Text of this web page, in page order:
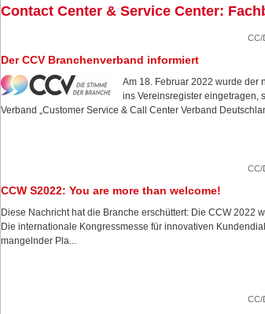
Contact Center & Service Center:
CC/
Der CCV Branchenverband informiert
Am 18. Februar 2022 wurde der
ins Vereinsregister eingetragen,
Verband „Customer Service & Call Center Verband
CC/
CCW S2022: You are more than welcome!
Diese Nachricht hat die Branche erschüttert: Die CCW 2022
Die internationale Kongressmesse für innovativen
mangelnder Pla...
CC/